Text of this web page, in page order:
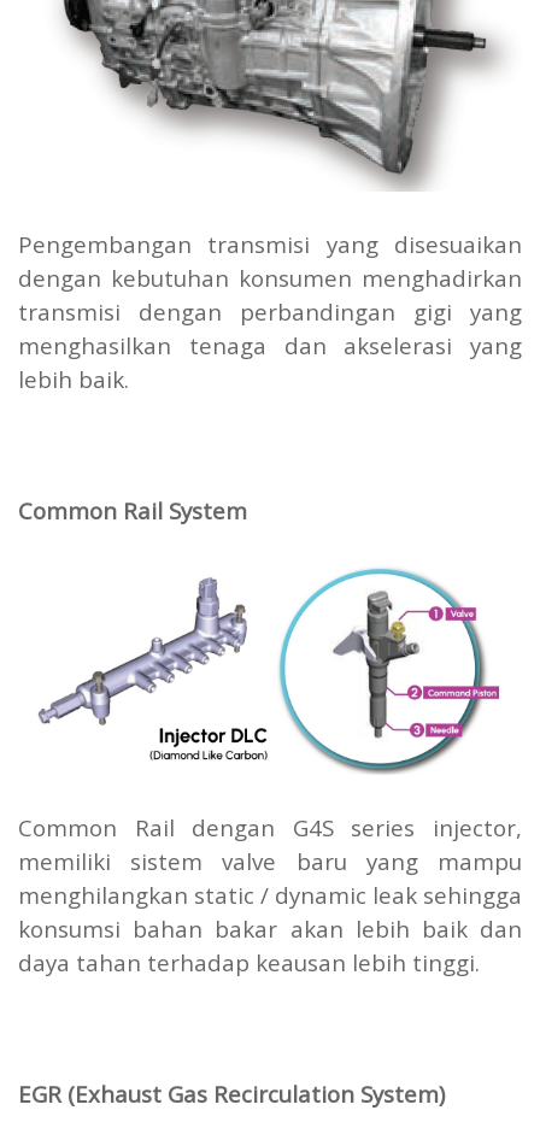
Pengembangan transmisi yang disesuaikan
dengan kebutuhan konsumen menghadirkan
transmisi dengan perbandingan gigi yang
menghasilkan tenaga dan akselerasi yang
lebih baik.
Common Rail System
Common Rail dengan G4S series injector,
memiliki sistem valve baru yang mampu
menghilangkan static / dynamic leak sehingga
konsumsi bahan bakar akan lebih baik dan
daya tahan terhadap keausan lebih tinggi.
EGR (Exhaust Gas Recirculation System)